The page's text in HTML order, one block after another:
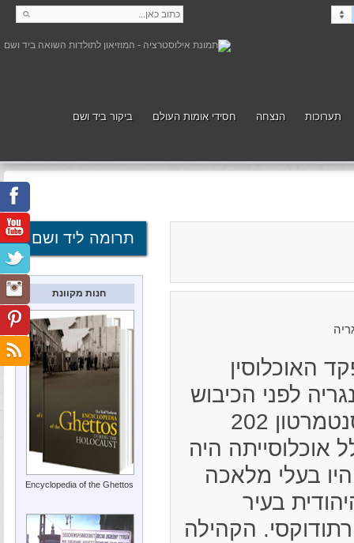
תערוכות הנצחה חסידי אומות העולם ביקור ביד ושם
במיפקד האוכלוסין
לפני הכיבוש
הגרמני, נמנו בקונסנטמרטון 202
אוכלוסייתה היה
בעלי מלאכה
בעיר
הקהילה
תרומה ליד ושם
חנות מקוונת
Encyclopedia of the Ghettos